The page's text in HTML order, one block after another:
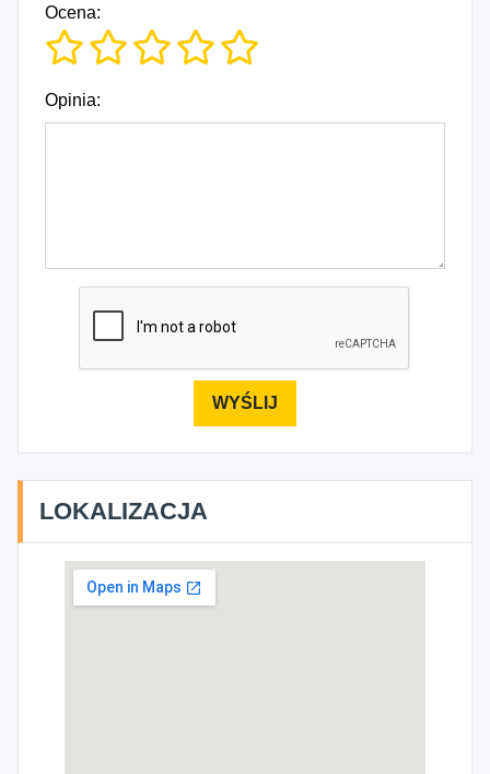
Ocena:
Opinia:
LOKALIZACJA